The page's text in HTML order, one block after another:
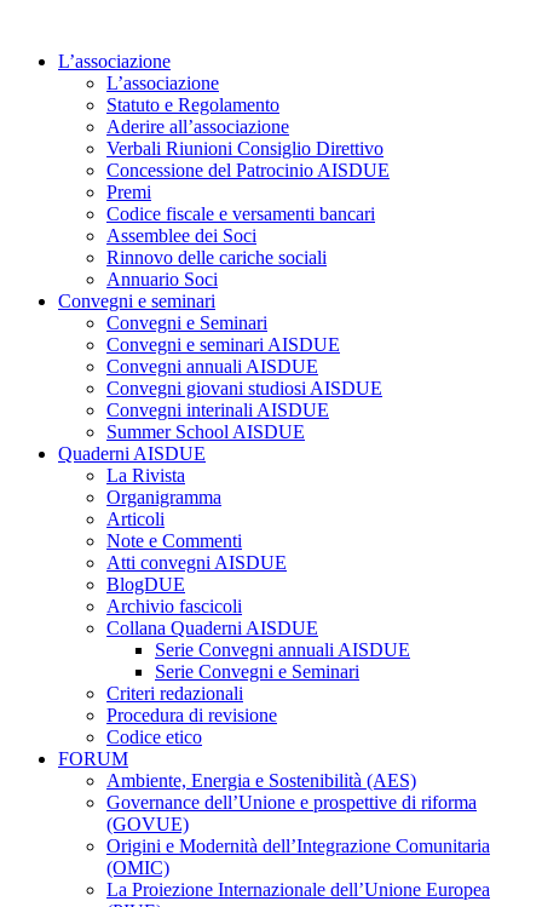
contenutoL’associazione
L’associazione
Statuto e Regolamento
Aderire all’associazione
Verbali Riunioni Consiglio Direttivo
Concessione del Patrocinio AISDUE
Premi
Codice fiscale e versamenti bancari
Assemblee dei Soci
Rinnovo delle cariche sociali
Annuario Soci
Convegni e seminari
Convegni e Seminari
Convegni e seminari AISDUE
Convegni annuali AISDUE
Convegni giovani studiosi AISDUE
Convegni interinali AISDUE
Summer School AISDUE
Quaderni AISDUE
La Rivista
Organigramma
Articoli
Note e Commenti
Atti convegni AISDUE
BlogDUE
Archivio fascicoli
Collana Quaderni AISDUE
Serie Convegni annuali AISDUE
Serie Convegni e Seminari
Criteri redazionali
Procedura di revisione
Codice etico
FORUM
Ambiente, Energia e Sostenibilità (AES)
Governance dell’Unione e prospettive di riforma
(GOVUE)
Origini e Modernità dell’Integrazione Comunitaria
(OMIC)
La Proiezione Internazionale dell’Unione Europea